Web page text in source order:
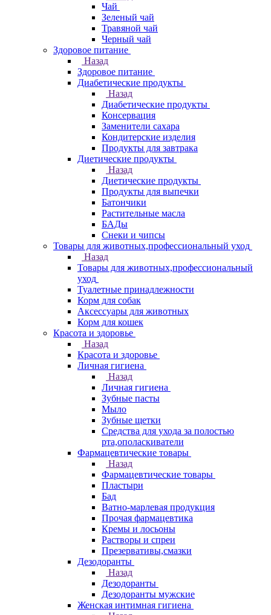
Чай
Зеленый чай
Травяной чай
Черный чай
Здоровое питание
Назад
Здоровое питание
Диабетические продукты
Назад
Диабетические продукты
Консервация
Заменители сахара
Кондитерские изделия
Продукты для завтрака
Диетические продукты
Назад
Диетические продукты
Продукты для выпечки
Батончики
Растительные масла
БАДы
Снеки и чипсы
Товары для животных,профессиональный уход
Назад
Товары для животных,профессиональный
уход
Туалетные принадлежности
Корм для собак
Аксессуары для животных
Корм для кошек
Красота и здоровье
Назад
Красота и здоровье
Личная гигиена
Назад
Личная гигиена
Зубные пасты
Мыло
Зубные щетки
Средства для ухода за полостью
рта,ополаскиватели
Фармацевтические товары
Назад
Фармацевтические товары
Пластыри
Бад
Ватно-марлевая продукция
Прочая фармацевтика
Кремы и лосьоны
Растворы и спреи
Презервативы,смазки
Дезодоранты
Назад
Дезодоранты
Дезодоранты мужские
Женская интимная гигиена